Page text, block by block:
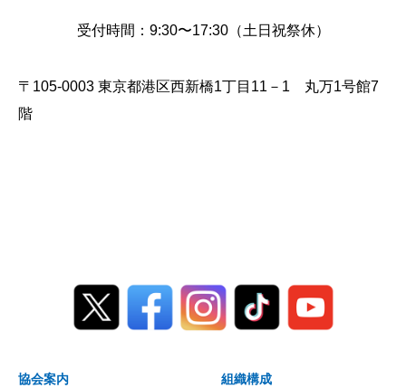
受付時間：9:30〜17:30（土日祝祭休）
〒105-0003 東京都港区西新橋1丁目11－1 丸万1号館7
階
協会案内 組織構成